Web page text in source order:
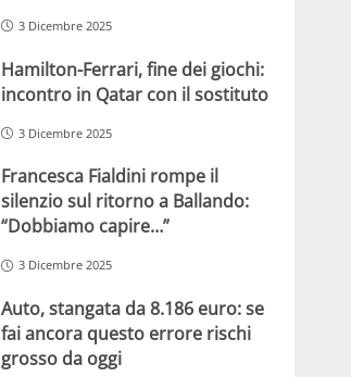
3 Dicembre 2025
Hamilton-Ferrari, fine dei giochi:
incontro in Qatar con il sostituto
3 Dicembre 2025
Francesca Fialdini rompe il
silenzio sul ritorno a Ballando:
“Dobbiamo capire…”
3 Dicembre 2025
Auto, stangata da 8.186 euro: se
fai ancora questo errore rischi
grosso da oggi